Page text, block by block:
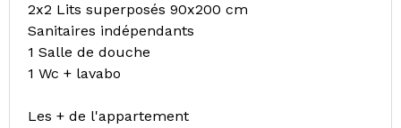
2x2 Lits superposés 90x200 cm
Sanitaires indépendants
1 Salle de douche
1 Wc + lavabo
Les + de l'appartement